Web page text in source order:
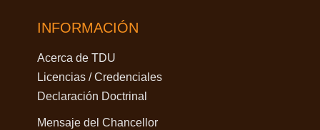
INFORMACIÓN
Acerca de TDU
Licencias / Credenciales
Declaración Doctrinal
Mensaje del Chancellor